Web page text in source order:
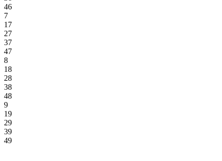
46
7
17
27
37
47
8
18
28
38
48
9
19
29
39
49